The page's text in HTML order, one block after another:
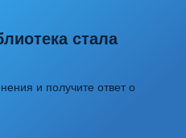
стала
и получите ответ о